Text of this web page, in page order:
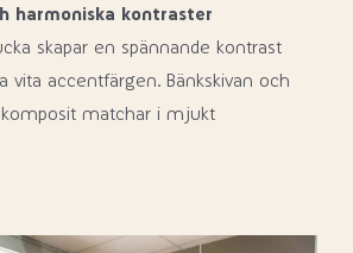
harmoniska kontraster
skapar en spännande kontrast
vita accentfärgen. Bänkskivan och
matchar i mjukt